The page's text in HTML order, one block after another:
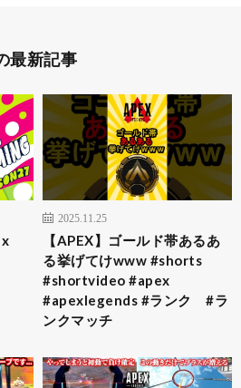
最新記事
2025.11.25
【APEX】ゴールド帯あるあ
る挙げてけwww #shorts
#shortvideo #apex
#apexlegends #ランク #ラ
ンクマッチ